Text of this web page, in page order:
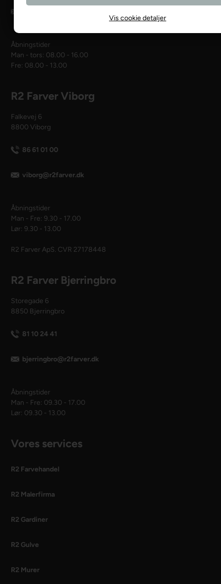
Vis cookie detaljer
Åbningstider
Man - tors: 08.00 - 16.00
Fre: 08.00 - 13.00
R2 Farver Viborg
Falkevej 6
8800 Viborg
86 61 01 00
viborg@r2farver.dk
Åbningstider
Man - Fre: 9.30 - 17.00
Lør: 9.30 - 13.00
R2 Farver ApS. CVR 27178448
R2 Farver Bjerringbro
Storegade 6
8850 Bjerringbro
81 10 24 41
bjerringbro@r2farver.dk
Åbningstider
Man - Fre: 09.30 - 17.00
Lør: 09.30 - 13.00
Vores services
R2 Farvehandel
R2 Malerfirma
R2 Gardiner
R2 Gulve
R2 Murer